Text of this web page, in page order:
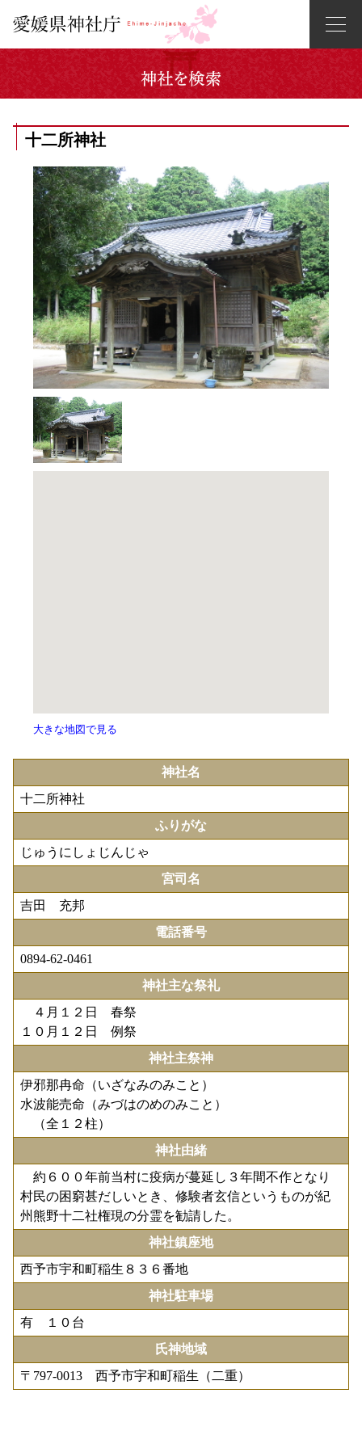
十二所神社
大きな地図で見る
神社名
十二所神社
ふりがな
じゅうにしょじんじゃ
宮司名
吉田 充邦
電話番号
0894-62-0461
神社主な祭礼
４月１２日 春祭
１０月１２日 例祭
神社主祭神
伊邪那冉命（いざなみのみこと）
水波能売命（みづはのめのみこと）
（全１２柱）
神社由緒
約６００年前当村に疫病が蔓延し３年間不作となり
村民の困窮甚だしいとき、修験者玄信というものが紀
州熊野十二社権現の分霊を勧請した。
神社鎮座地
西予市宇和町稲生８３６番地
神社駐車場
有 １０台
氏神地域
〒797-0013 西予市宇和町稲生（二重）